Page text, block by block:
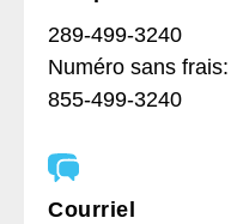
289-499-3240
Numéro sans frais:
855-499-3240
Courriel